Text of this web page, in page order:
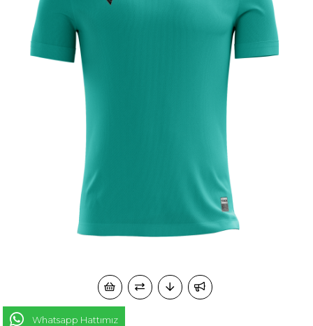
Whatsapp Hattımız